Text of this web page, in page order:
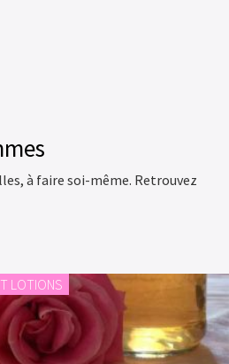
à faire soi-même. Retrouvez
LOTIONS